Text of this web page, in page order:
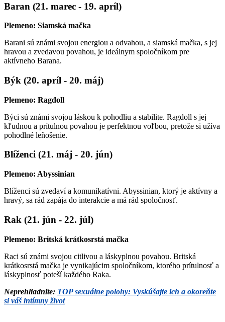
Baran (21. marec - 19. apríl)
Plemeno: Siamská mačka
Barani sú známi svojou energiou a odvahou, a siamská mačka, s jej
hravou a zvedavou povahou, je ideálnym spoločníkom pre
aktívneho Barana.
Býk (20. apríl - 20. máj)
Plemeno: Ragdoll
Býci sú známi svojou láskou k pohodliu a stabilite. Ragdoll s jej
kľudnou a prítulnou povahou je perfektnou voľbou, pretože si užíva
pohodlné leňošenie.
Blíženci (21. máj - 20. jún)
Plemeno: Abyssinian
Blíženci sú zvedaví a komunikatívni. Abyssinian, ktorý je aktívny a
hravý, sa rád zapája do interakcie a má rád spoločnosť.
Rak (21. jún - 22. júl)
Plemeno: Britská krátkosrstá mačka
Raci sú známi svojou citlivou a láskyplnou povahou. Britská
krátkosrstá mačka je vynikajúcim spoločníkom, ktorého prítulnosť a
láskyplnosť poteší každého Raka.
Neprehliadnite: TOP sexuálne polohy: Vyskúšajte ich a okoreňte
si váš intímny život